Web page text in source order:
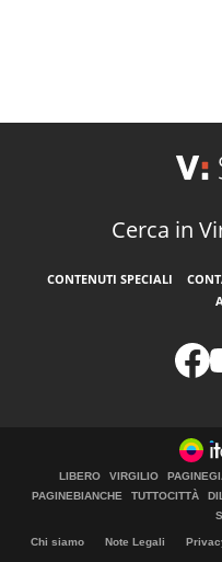
Cerca in
CONTENUTI SPECIALI
LIBERO VIRGILIO
PAGINEBIANCHE
TUTTOCITTÀ
Chi siamo Note Legali